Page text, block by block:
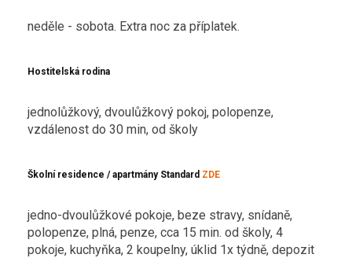
neděle - sobota. Extra noc za příplatek.
Hostitelská rodina
jednolůžkový, dvoulůžkový pokoj, polopenze,
vzdálenost do 30 min, od školy
Školní residence / apartmány Standard ZDE
jedno-dvoulůžkové pokoje, beze stravy, snídaně,
polopenze, plná, penze, cca 15 min. od školy, 4
pokoje, kuchyňka, 2 koupelny, úklid 1x týdně, depozit